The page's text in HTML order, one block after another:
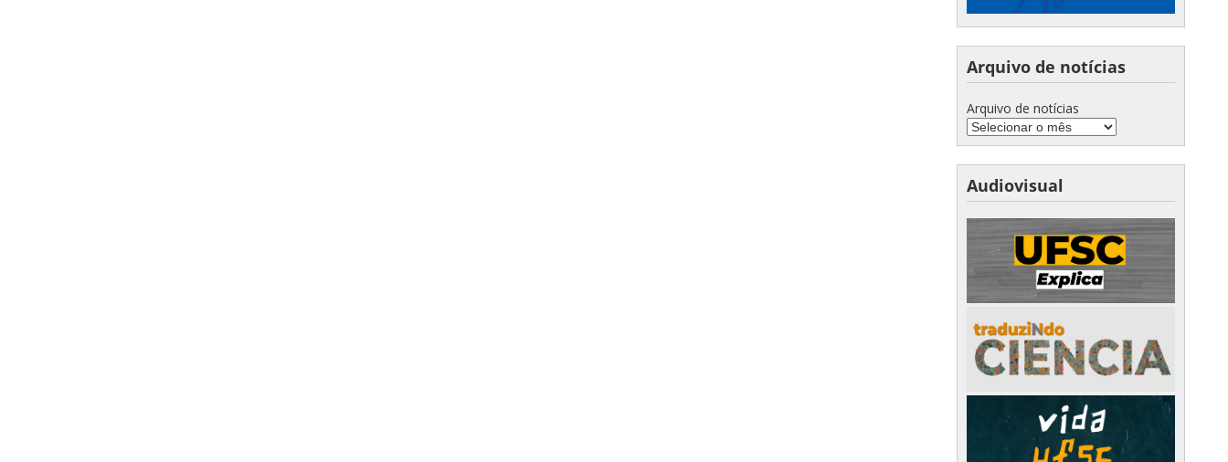
Arquivo de notícias
Arquivo de notícias
Audiovisual